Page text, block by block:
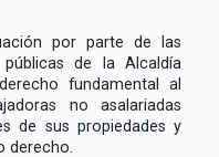
por parte de las
de la Alcaldía
fundamental al
no asalariadas
de sus propiedades y
derecho.